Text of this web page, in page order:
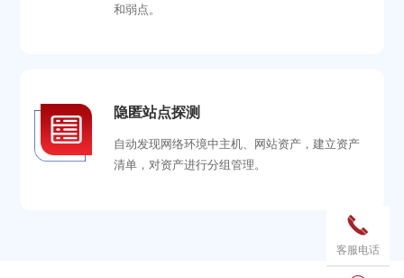
和弱点。
隐匿站点探测
自动发现网络环境中主机、网站资产，建立资产
清单，对资产进行分组管理。

客服电话